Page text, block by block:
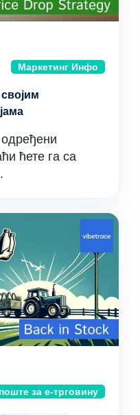
Маркетинг Инфо
ћете га са
за е-трговину